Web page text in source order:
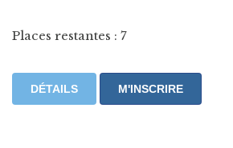
Places restantes : 7
DÉTAILS M'INSCRIRE